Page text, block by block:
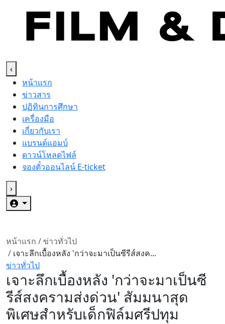
‹
หน้าแรก
ข่าวสาร
ปฏิทินการศึกษา
เครื่องมือ
เกี่ยวกับเรา
แบรนด์แอมบ์
ดาวน์โหลดไฟล์
จองตั๋วออนไลน์ E-ticket
›
หน้าแรก /ข่าวทั่วไป
/ เจาะลึกเบื้องหลัง 'กว่าจะมาเป็นซีรีส์สงค...
ข่าวทั่วไป
เจาะลึกเบื้องหลัง 'กว่าจะมาเป็นซี
รีส์สงครามส่งด่วน' สัมมนาสุด
พิเศษสำหรับเด็กฟิล์มศรีปทุม